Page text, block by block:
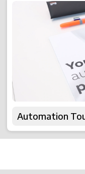
Automation